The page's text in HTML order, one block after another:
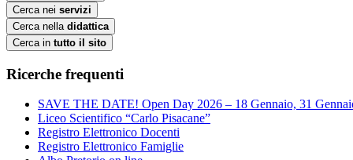
Cerca nei servizi
Cerca nella didattica
Cerca in tutto il sito
Ricerche frequenti
SAVE THE DATE! Open Day 2026 – 18 Gennaio, 31
Liceo Scientifico “Carlo Pisacane”
Registro Elettronico Docenti
Registro Elettronico Famiglie